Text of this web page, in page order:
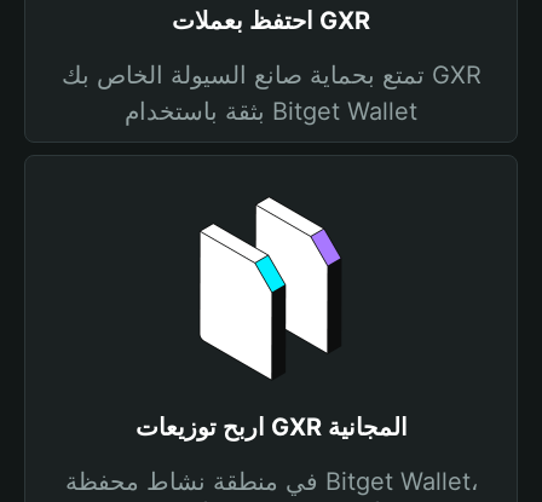
احتفظ بعملات GXR
تمتع بحماية صانع السيولة الخاص بك GXR
بثقة باستخدام Bitget Wallet
اربح توزيعات GXR المجانية
في منطقة نشاط محفظة Bitget Wallet،